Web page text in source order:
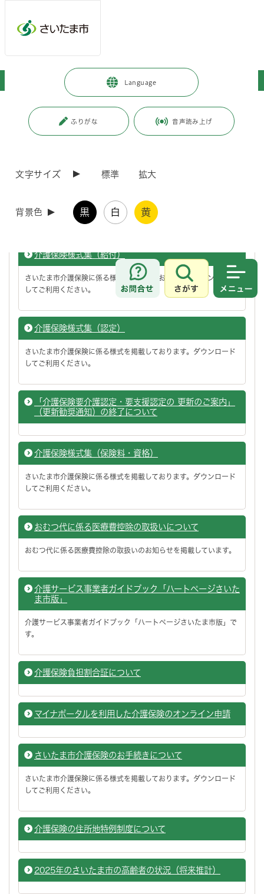
Language
ふりがな 音声読み上げ
文字サイズ 標準 拡大
背景色 黒 白 黄
お問合せ
さがす
人生のできごと > 高齢・介護 介護保険
介護保険
さいたま市介護保険様式集
さいたま市介護保険に係る様式を掲載しております。ダウンロード
してご利用ください。
介護保険様式集（給付）
さいたま市介護保険に係る様式を掲載しております。ダウンロード
してご利用ください。
介護保険様式集（認定）
さいたま市介護保険に係る様式を掲載しております。ダウンロード
してご利用ください。
「介護保険要介護認定・要支援認定の 更新のご案内」
（更新勧奨通知）の終了について
介護保険様式集（保険料・資格）
さいたま市介護保険に係る様式を掲載しております。ダウンロード
してご利用ください。
おむつ代に係る医療費控除の取扱いについて
おむつ代に係る医療費控除の取扱いのお知らせを掲載しています。
介護サービス事業者ガイドブック「ハートページさいた
ま市版」
介護サービス事業者ガイドブック「ハートページさいたま市版」で
す。
介護保険負担割合証について
マイナポータルを利用した介護保険のオンライン申請
さいたま市介護保険のお手続きについて
さいたま市介護保険に係る様式を掲載しております。ダウンロード
してご利用ください。
介護保険の住所地特例制度について
2025年のさいたま市の高齢者の状況（将来推計）